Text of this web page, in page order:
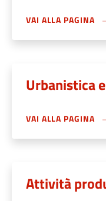
VAI ALLA PAGINA
Urbanistica
VAI ALLA PAGINA
Attività